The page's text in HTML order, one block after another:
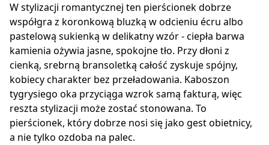
W stylizacji romantycznej ten pierścionek dobrze
współgra z koronkową bluzką w odcieniu écru albo
pastelową sukienką w delikatny wzór - ciepła barwa
kamienia ożywia jasne, spokojne tło. Przy dłoni z
cienką, srebrną bransoletką całość zyskuje spójny,
kobiecy charakter bez przeładowania. Kaboszon
tygrysiego oka przyciąga wzrok samą fakturą, więc
reszta stylizacji może zostać stonowana. To
pierścionek, który dobrze nosi się jako gest obietnicy,
a nie tylko ozdoba na palec.